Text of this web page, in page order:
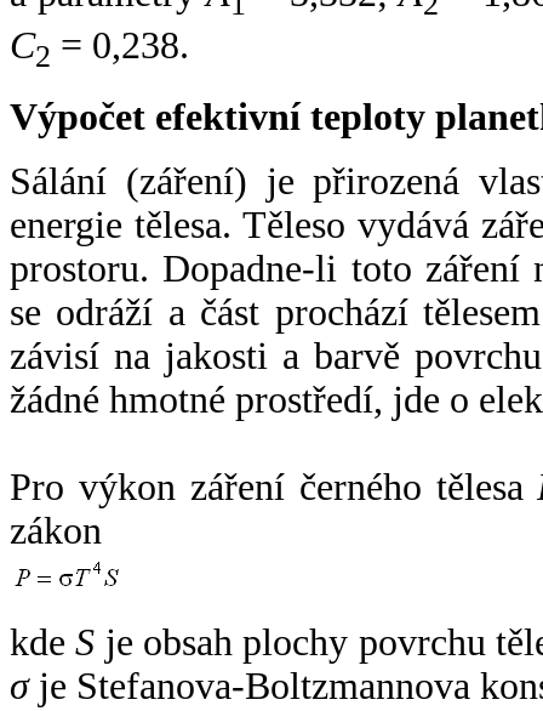
C2 = 0,238.
Výpočet efektivní teploty
Sálání (záření) je přirozená
energie tělesa. Těleso vydává
prostoru. Dopadne-li toto záření
se odráží a část prochází
závisí na jakosti a barvě
žádné hmotné prostředí, jde o
Pro výkon záření černého tělesa
zákon
kdeS je obsah plochy povrchu
σje Stefanova-Boltzmannova